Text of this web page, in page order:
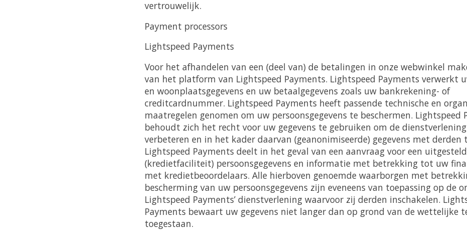
vertrouwelijk.
Payment processors
Lightspeed Payments
Voor het afhandelen van een (deel van) de betalingen in onze webwinkel
van het platform van Lightspeed Payments. Lightspeed Payments verwerkt
en woonplaatsgegevens en uw betaalgegevens zoals uw bankrekening- of
creditcardnummer. Lightspeed Payments heeft passende technische en
maatregelen genomen om uw persoonsgegevens te beschermen. Lightspeed
behoudt zich het recht voor uw gegevens te gebruiken om de
verbeteren en in het kader daarvan (geanonimiseerde) gegevens met derden
Lightspeed Payments deelt in het geval van een aanvraag voor een
(kredietfaciliteit) persoonsgegevens en informatie met betrekking tot uw
met kredietbeoordelaars. Alle hierboven genoemde waarborgen met
bescherming van uw persoonsgegevens zijn eveneens van toepassing op de
Lightspeed Payments’ dienstverlening waarvoor zij derden inschakelen.
Payments bewaart uw gegevens niet langer dan op grond van de wettelijke
toegestaan.